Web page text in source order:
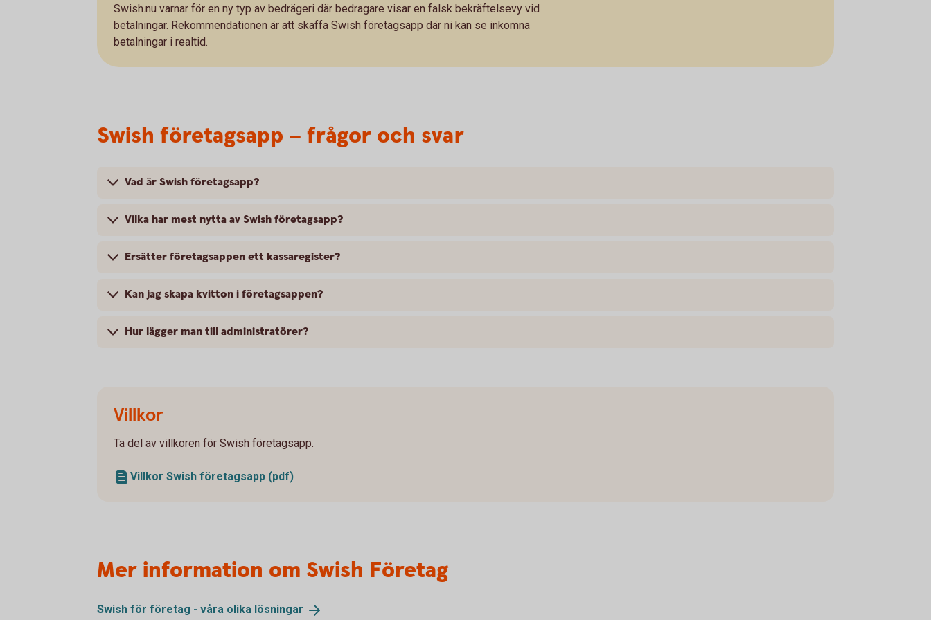
Swish.nu varnar för en ny typ av bedrägeri där bedragare visar en falsk bekräftelsevy vid
betalningar. Rekommendationen är att skaffa Swish företagsapp där ni kan se inkomna
betalningar i realtid.
Swish företagsapp – frågor och svar
Vad är Swish företagsapp?
Vilka har mest nytta av Swish företagsapp?
Ersätter företagsappen ett kassaregister?
Kan jag skapa kvitton i företagsappen?
Hur lägger man till administratörer?
Villkor
Ta del av villkoren för Swish företagsapp.
Villkor Swish företagsapp (pdf)
Mer information om Swish Företag
Swish för företag - våra olika lösningar